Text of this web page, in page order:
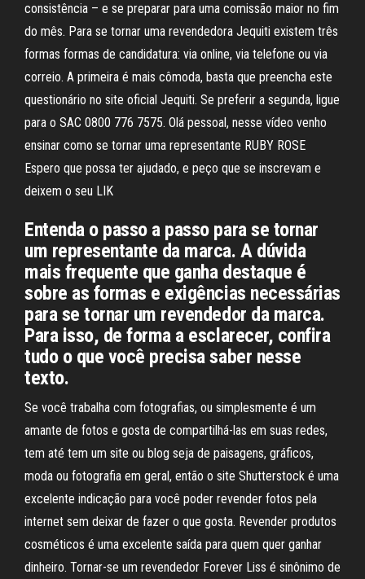
consistência – e se preparar para uma comissão maior no fim
do mês. Para se tornar uma revendedora Jequiti existem três
formas formas de candidatura: via online, via telefone ou via
correio. A primeira é mais cômoda, basta que preencha este
questionário no site oficial Jequiti. Se preferir a segunda, ligue
para o SAC 0800 776 7575. Olá pessoal, nesse vídeo venho
ensinar como se tornar uma representante RUBY ROSE
Espero que possa ter ajudado, e peço que se inscrevam e
deixem o seu LIK
Entenda o passo a passo para se tornar
um representante da marca. A dúvida
mais frequente que ganha destaque é
sobre as formas e exigências necessárias
para se tornar um revendedor da marca.
Para isso, de forma a esclarecer, confira
tudo o que você precisa saber nesse
texto.
Se você trabalha com fotografias, ou simplesmente é um
amante de fotos e gosta de compartilhá-las em suas redes,
tem até tem um site ou blog seja de paisagens, gráficos,
moda ou fotografia em geral, então o site Shutterstock é uma
excelente indicação para você poder revender fotos pela
internet sem deixar de fazer o que gosta. Revender produtos
cosméticos é uma excelente saída para quem quer ganhar
dinheiro. Tornar-se um revendedor Forever Liss é sinônimo de